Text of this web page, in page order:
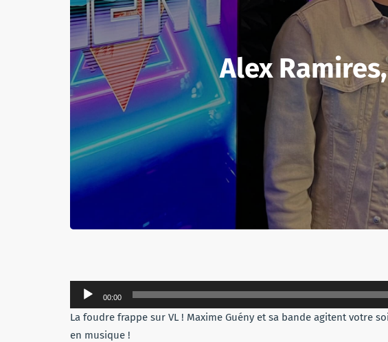
Alex
Lecteur
audio
00:00
La foudre frappe sur VL ! Maxime Guény et sa bande agitent votre
en musique !